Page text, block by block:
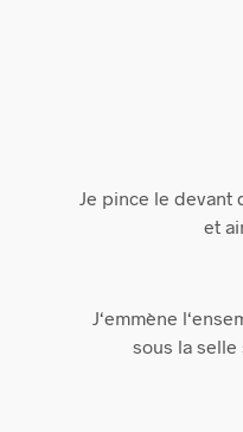
Je pince le devant
et
J‘emmène
sous la